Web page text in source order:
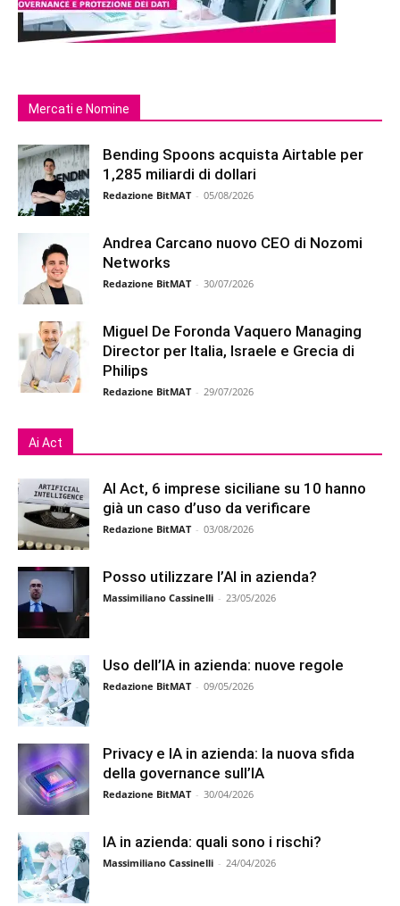
Mercati e Nomine
Bending Spoons acquista Airtable per
1,285 miliardi di dollari
Redazione BitMAT - 05/08/2026
Andrea Carcano nuovo CEO di Nozomi
Networks
Redazione BitMAT - 30/07/2026
Miguel De Foronda Vaquero Managing
Director per Italia, Israele e Grecia di
Philips
Redazione BitMAT - 29/07/2026
Ai Act
AI Act, 6 imprese siciliane su 10 hanno
già un caso d’uso da verificare
Redazione BitMAT - 03/08/2026
Posso utilizzare l’AI in azienda?
Massimiliano Cassinelli - 23/05/2026
Uso dell’IA in azienda: nuove regole
Redazione BitMAT - 09/05/2026
Privacy e IA in azienda: la nuova sfida
della governance sull’IA
Redazione BitMAT - 30/04/2026
IA in azienda: quali sono i rischi?
Massimiliano Cassinelli - 24/04/2026